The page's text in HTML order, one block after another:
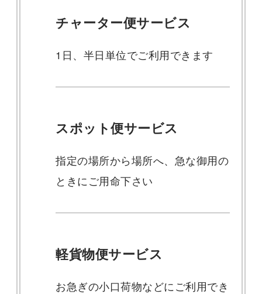
チャーター便サービス
1日、半日単位でご利用できます
スポット便サービス
指定の場所から場所へ、急な御用の
ときにご用命下さい
軽貨物便サービス
お急ぎの小口荷物などにご利用でき